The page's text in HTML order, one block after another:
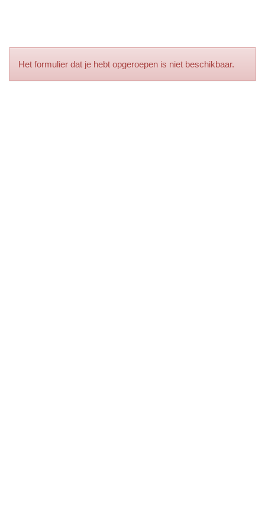
Het formulier dat je hebt opgeroepen is niet beschikbaar.